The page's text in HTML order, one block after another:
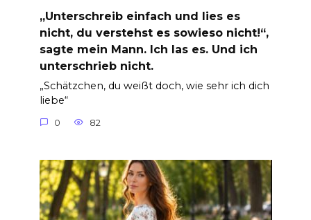
„Unterschreib einfach und lies es
nicht, du verstehst es sowieso nicht!“,
sagte mein Mann. Ich las es. Und ich
unterschrieb nicht.
„Schätzchen, du weißt doch, wie sehr ich dich
liebe“
0 82